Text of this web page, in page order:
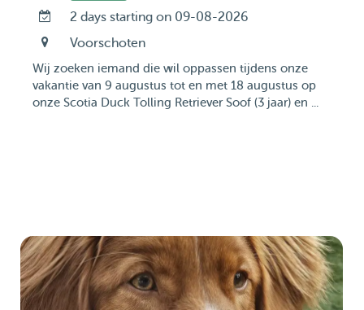
2 days starting on 09-08-2026
Voorschoten
Wij zoeken iemand die wil oppassen tijdens onze
vakantie van 9 augustus tot en met 18 augustus op
onze Scotia Duck Tolling Retriever Soof (3 jaar) en ...